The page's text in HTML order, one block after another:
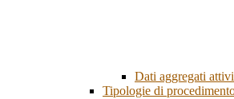
Dati aggregati
Tipologie di